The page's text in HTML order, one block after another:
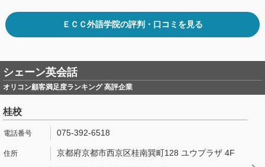
ＥＣＣ外語学院の評判・口コミを見る
シェーン英会話
オリコン顧客満足度ランキング 高評企業
桂校
075-392-6518
京都府京都市西京区桂南巽町128 ユウプラザ 4F